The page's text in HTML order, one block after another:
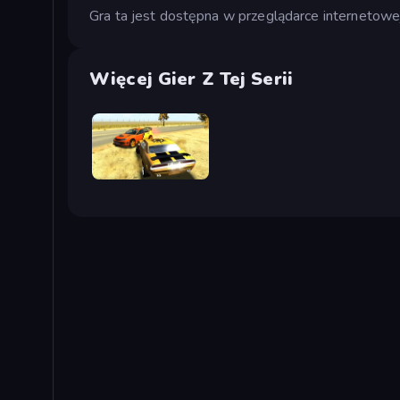
Gra ta jest dostępna w przeglądarce
Więcej Gier Z Tej Serii
3D Car Simulator